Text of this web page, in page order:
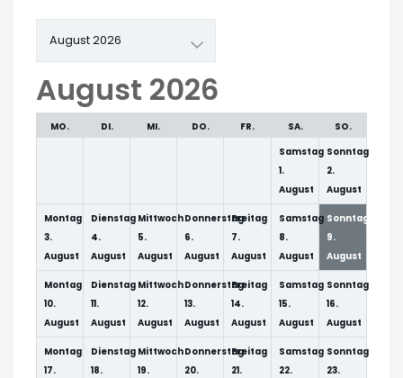
August 2026
MO. DI. MI. DO. FR. SA. SO.
Samstag
1.
August
Sonntag
2.
August
Montag
3.
August
Dienstag
4.
August
Mittwoch
5.
August
Donnerstag
6.
August
Freitag
7.
August
Samstag
8.
August
Sonntag
9.
August
Montag
10.
August
Dienstag
11.
August
Mittwoch
12.
August
Donnerstag
13.
August
Freitag
14.
August
Samstag
15.
August
Sonntag
16.
August
Montag
17.
Dienstag
18.
Mittwoch
19.
Donnerstag
20.
Freitag
21.
Samstag
22.
Sonntag
23.